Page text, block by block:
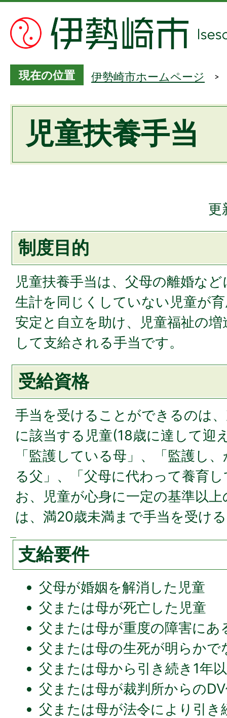
現在の位置 伊勢崎市ホームページ
児童扶養手当
更
制度目的
児童扶養手当は、父母の離婚な
生計を同じくしていない児童が
安定と自立を助け、児童福祉の
して支給される手当です。
受給資格
手当を受けることができるのは
に該当する児童(18歳に達して迎
「監護している母」、「監護し
る父」、「父母に代わって養育
お、児童が心身に一定の基準以
は、満20歳未満まで手当を受け
支給要件
父母が婚姻を解消した児童
父または母が死亡した児童
父または母が重度の障害にあ
父または母の生死が明らかで
父または母から引き続き1年
父または母が裁判所からの
父または母が法令により引き